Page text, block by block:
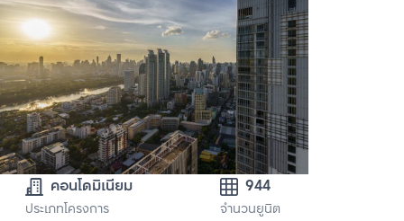
คอนโดมิเนียม
ประเภทโครงการ
944
จำนวนยูนิต